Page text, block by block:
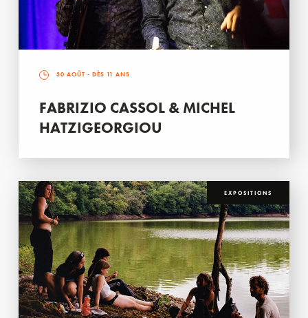
30 AOÛT - DÈS 11 ANS
FABRIZIO CASSOL & MICHEL
HATZIGEORGIOU
EXPOSITIONS